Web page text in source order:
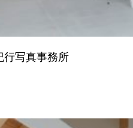
行写真事務所